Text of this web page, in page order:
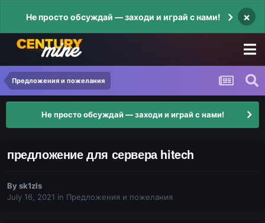
Не просто обсуждай — заходи и играй с нами! ×
Предложения и пожелания
Не просто обсуждай — заходи и играй с нами!
предложение для сервера hitech
Bysk1zls
July 16, 2021 in Предложения и пожелания